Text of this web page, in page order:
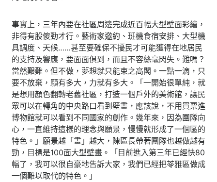
事實上，三年內要在社區周邊完成近百幅大型壁面彩繪，
非得有股傻勁才行。藝術家邀約、班機食宿安排、大型機
具調度、天候……甚至要確保不擾民才可能獲得在地居民
的支持及響應，要面面俱到，而且不容絲毫閃失。難嗎？
當然艱難。但不做，夢想就只能束之高閣。一點一滴，只
要不放棄，願有多大，力就有多大。「一開始很單純，就
是想用顏色翻轉老舊社區，打造一個戶外的美術館，讓民
眾可以在轉角的中央路口看到壁畫，應該說，不用買票進
博物館就可以看到不同國家的創作。幾年來，因為團隊向
心，一直維持這樣的理念與願景，慢慢就形成了一個區的
特色。」願景越「畫」越大，陳區長帶著團隊也越做越有
勁，目標是100面大型壁畫。「目前進入第三年已經快80
幅了，我可以很自豪地告訴大家，我們已經把苓雅區做成
一個難以取代的特色。」